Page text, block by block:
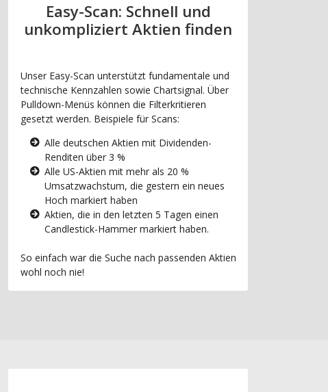
Easy-Scan: Schnell und
unkompliziert Aktien finden
Unser Easy-Scan unterstützt fundamentale und
technische Kennzahlen sowie Chartsignal. Über
Pulldown-Menüs können die Filterkritieren
gesetzt werden. Beispiele für Scans:
Alle deutschen Aktien mit Dividenden-
Renditen über 3 %
Alle US-Aktien mit mehr als 20 %
Umsatzwachstum, die gestern ein neues
Hoch markiert haben
Aktien, die in den letzten 5 Tagen einen
Candlestick-Hammer markiert haben.
So einfach war die Suche nach passenden Aktien
wohl noch nie!